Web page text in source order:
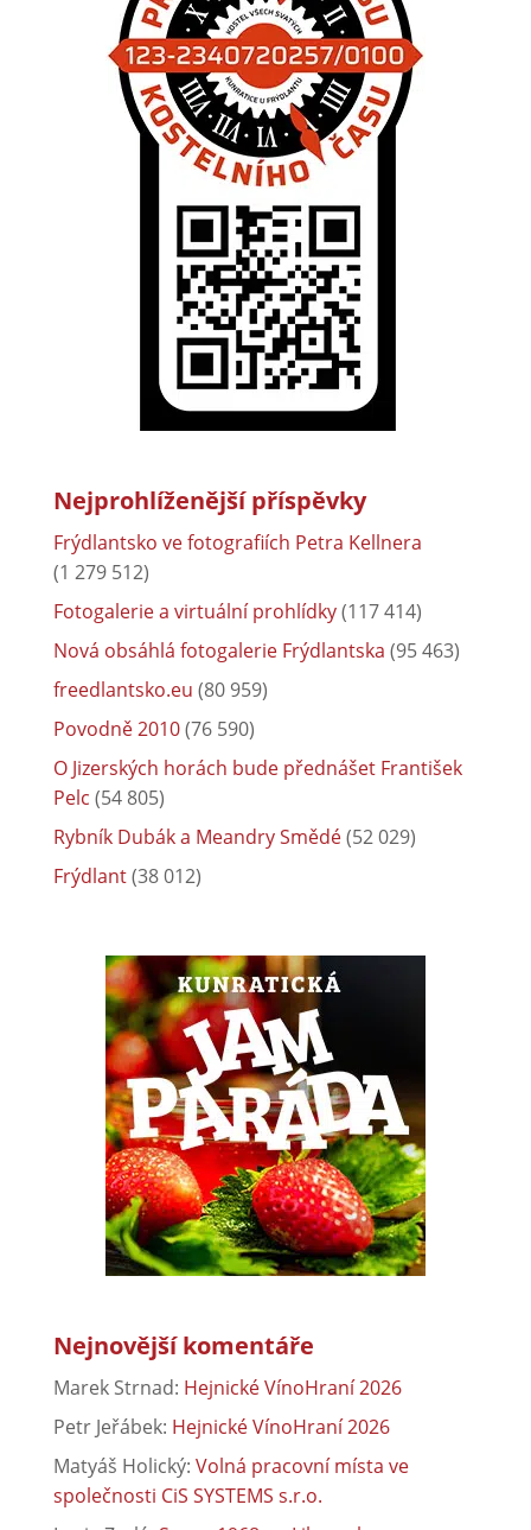
Nejprohlíženější příspěvky
Frýdlantsko ve fotografiích Petra Kellnera
(1 279 512)
Fotogalerie a virtuální prohlídky(117 414)
Nová obsáhlá fotogalerie Frýdlantska (95 463)
freedlantsko.eu (80 959)
Povodně 2010(76 590)
O Jizerských horách bude přednášet František
Pelc (54 805)
Rybník Dubák a Meandry Smědé(52 029)
Frýdlant(38 012)
Nejnovější komentáře
Marek Strnad: Hejnické VínoHraní 2026
Petr Jeřábek: Hejnické VínoHraní 2026
Matyáš Holický: Volná pracovní místa ve
společnosti CiS SYSTEMS s.r.o.